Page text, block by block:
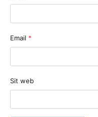
Email *
Sit web